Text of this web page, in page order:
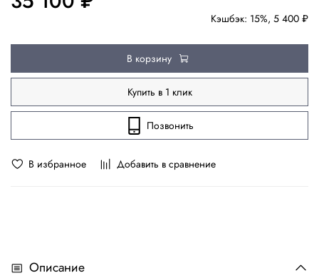
В избранное Добавить в сравнение
Кэшбэк: 15%, 5 400 ₽
В корзину
Купить в 1 клик
Позвонить
Описание